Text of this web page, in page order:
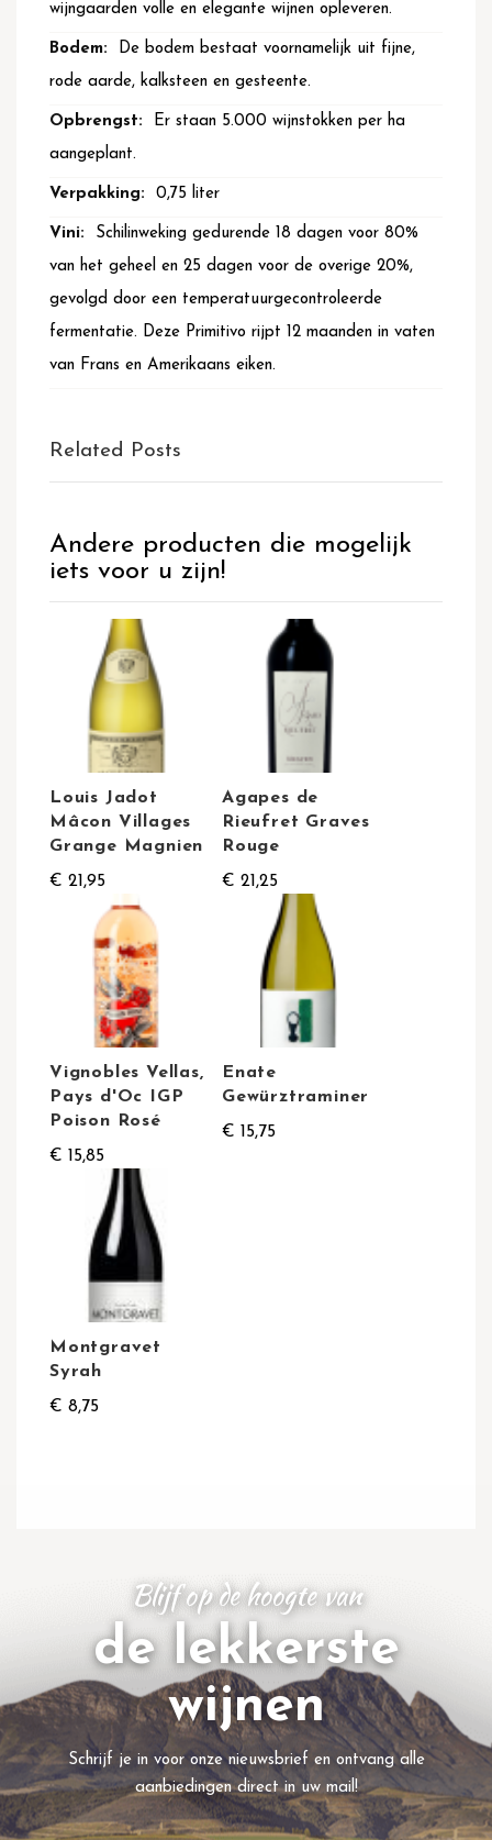
wijngaarden volle en elegante wijnen opleveren.
De bodem bestaat voornamelijk uit fijne,
rode aarde, kalksteen en gesteente.
Er staan 5.000 wijnstokken per ha
aangeplant.
0,75 liter
Schilinweking gedurende 18 dagen voor 80%
van het geheel en 25 dagen voor de overige 20%,
gevolgd door een temperatuurgecontroleerde
fermentatie. Deze Primitivo rijpt 12 maanden in vaten
van Frans en Amerikaans eiken.
Related Posts
Andere producten die mogelijk
iets voor u zijn!
Louis Jadot
Mâcon Villages
Grange Magnien
€ 21,95
Agapes de
Rieufret Graves
Rouge
€ 21,25
Vignobles Vellas,
Pays d'Oc IGP
Poison Rosé
€ 15,85
Enate
Gewürztraminer
€ 15,75
Montgravet
Syrah
€ 8,75
Blijf op de hoogte van
de lekkerste
wijnen
Schrijf je in voor onze nieuwsbrief en ontvang alle
aanbiedingen direct in uw mail!